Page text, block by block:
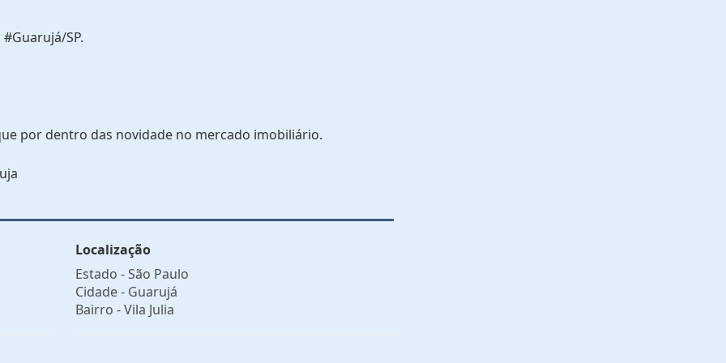
SP.
por dentro das novidade no mercado imobiliário.
Localização
Estado -São Paulo
Cidade - Guarujá
Bairro -Vila Julia